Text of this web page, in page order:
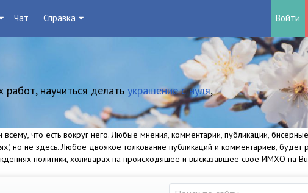
Чат Справка Войти
работ, научиться делать украшение с нуля,
что есть вокруг него. Любые мнения, комментарии, публикации,
но не здесь. Любое двоякое толкование публикаций и комментариев, будет
политики, холиварах на происходящее и высказавшее свое ИМХО на